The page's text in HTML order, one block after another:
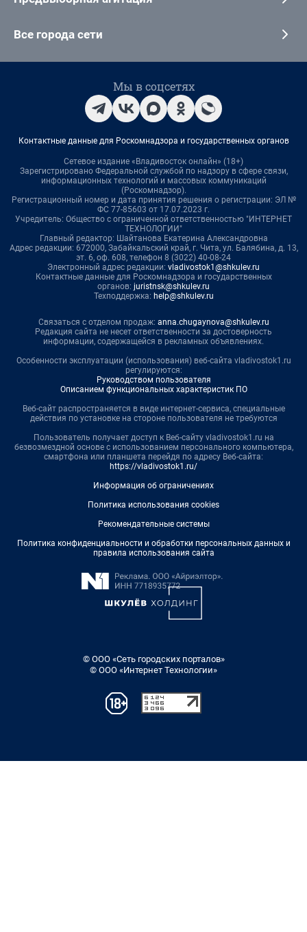
Все города сети
Мы в соцсетях
Контактные данные для Роскомнадзора и государственных органов
Сетевое издание «Владивосток онлайн» (18+)
Зарегистрировано Федеральной службой по надзору в сфере связи,
информационных технологий и массовых коммуникаций
(Роскомнадзор).
Регистрационный номер и дата принятия решения о регистрации: ЭЛ №
ФС 77-85603 от 17.07.2023 г.
Учредитель: Общество с ограниченной ответственностью "ИНТЕРНЕТ
ТЕХНОЛОГИИ"
Главный редактор: Шайтанова Екатерина Александровна
Адрес редакции: 672000, Забайкальский край, г. Чита, ул. Балябина, д. 13,
эт. 6, оф. 608, телефон 8 (3022) 40-08-24
Электронный адрес редакции: vladivostok1@shkulev.ru
Контактные данные для Роскомнадзора и государственных
органов: juristnsk@shkulev.ru
Техподдержка: help@shkulev.ru
Связаться с отделом продаж: anna.chugaynova@shkulev.ru
Редакция сайта не несет ответственности за достоверность
информации, содержащейся в рекламных объявлениях.
Особенности эксплуатации (использования) веб-сайта vladivostok1.ru
регулируются:
Руководством пользователя
Описанием функциональных характеристик ПО
Веб-сайт распространяется в виде интернет-сервиса, специальные
действия по установке на стороне пользователя не требуются
Пользователь получает доступ к Веб-сайту vladivostok1.ru на
безвозмездной основе с использованием персонального компьютера,
смартфона или планшета перейдя по адресу Веб-сайта:
https://vladivostok1.ru/
Информация об ограничениях
Политика использования cookies
Рекомендательные системы
Политика конфиденциальности и обработки персональных данных и
правила использования сайта
© ООО «Сеть городских порталов»
© ООО «Интернет Технологии»